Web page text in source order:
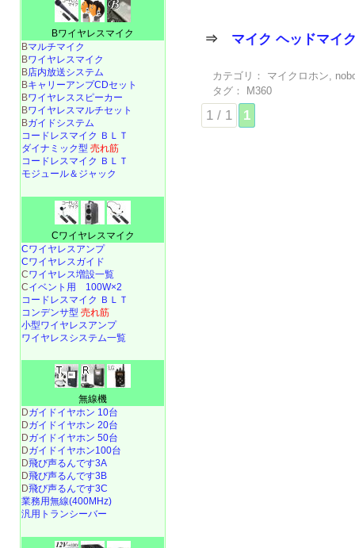
⇒ マイク ヘッドマイ
カテゴリ： マイクロホン,
タグ：
M360
1 / 1 1
Bワイヤレスマイク
Bマルチマイク
Bワイヤレスマイク
B店内放送システム
BキャリーアンプCDセット
Bワイヤレススピーカー
Bワイヤレスマルチセット
Bガイドシステム
コードレスマイク ＢＬＴ
ダイナミック型 売れ筋
コードレスマイク ＢＬＴ
モジュール＆ジャック
Cワイヤレスマイク
Cワイヤレスアンプ
Cワイヤレスガイド
Cワイヤレス増設一覧
Cイベント用 100W×2
コードレスマイク ＢＬＴ
コンデンサ型 売れ筋
小型ワイヤレスアンプ
ワイヤレスシステム一覧
無線機
Dガイドイヤホン 10台
Dガイドイヤホン 20台
Dガイドイヤホン 50台
Dガイドイヤホン100台
D飛び声るんです3A
D飛び声るんです3B
D飛び声るんです3C
業務用無線(400MHz)
汎用トランシーバー